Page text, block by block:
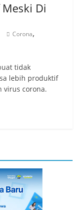
Di
Corona,
tidak
lebih produktif
virus corona.